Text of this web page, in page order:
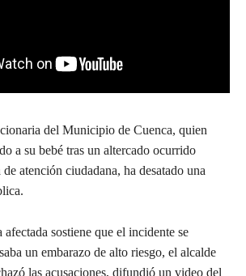
del Municipio de Cuenca, quien
a su bebé tras un altercado ocurrido
atención ciudadana, ha desatado una
sostiene que el incidente se
un embarazo de alto riesgo, el alcalde
las acusaciones, difundió un video del